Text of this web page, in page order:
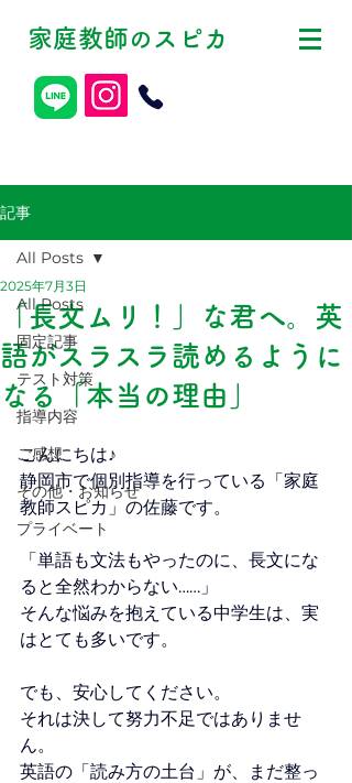
家庭教師の スピカ
記事
All Posts
固定記事
テスト対策
指導内容
ご感想
その他・お知らせ
プライベート
All Posts
「長文ムリ！」な君へ。英
語がスラスラ読めるように
なる「本当の理由」
2025年7月3日
こんにちは♪
静岡市で個別指導を行っている「家庭
教師スピカ」の佐藤です。
「単語も文法もやったのに、長文にな
ると全然わからない……」
そんな悩みを抱えている中学生は、実
はとても多いです。
でも、安心してください。
それは決して努力不足ではありませ
ん。
英語の「読み方の土台」が、まだ整っ